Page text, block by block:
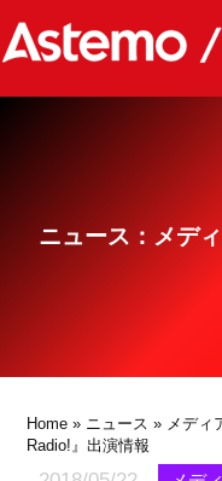
ニュース
グッズ
ニュース：メデ
Home » ニュース » メディ
Radio!』出演情報